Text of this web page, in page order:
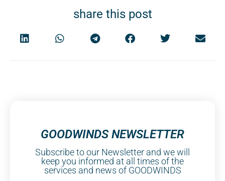
share this post
GOODWINDS NEWSLETTER
Subscribe to our Newsletter and we will
keep you informed at all times of the
services and news of GOODWINDS